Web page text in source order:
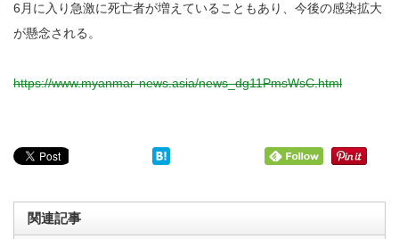
6月に入り急激に死亡者が増えていることもあり、今後の感染拡大
が懸念される。
https://www.myanmar-news.asia/news_dg11PmsWsC.html
関連記事